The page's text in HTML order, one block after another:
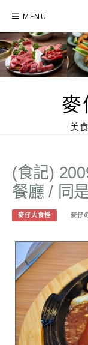
content
MENU
麥
美
(食記)
餐廳 / 同
麥仔大食怪 麥仔